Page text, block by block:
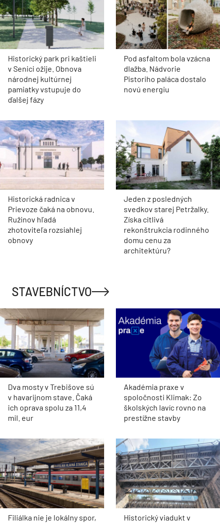
Historický park pri kaštieli
v Senici ožije. Obnova
národnej kultúrnej
pamiatky vstupuje do
ďalšej fázy
Pod asfaltom bola vzácna
dlažba. Nádvorie
Pistoriho paláca dostalo
novú energiu
Historická radnica v
Prievoze čaká na obnovu.
Ružinov hľadá
zhotoviteľa rozsiahlej
obnovy
Jeden z posledných
svedkov starej Petržalky.
Získa citlivá
rekonštrukcia rodinného
domu cenu za
architektúru?
STAVEBNÍCTVO
Dva mosty v Trebišove sú
v havarijnom stave. Čaká
ich oprava spolu za 11,4
mil. eur
Akadémia praxe v
spoločnosti Klimak: Zo
školských lavíc rovno na
prestížne stavby
Filiálka nie je lokálny spor,
Historický viadukt v